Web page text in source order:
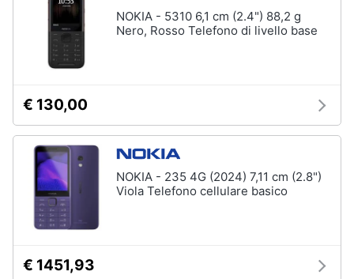
NOKIA - 5310 6,1 cm (2.4") 88,2 g
Nero, Rosso Telefono di livello base
€ 130,00
NOKIA - 235 4G (2024) 7,11 cm (2.8")
Viola Telefono cellulare basico
€ 1451,93